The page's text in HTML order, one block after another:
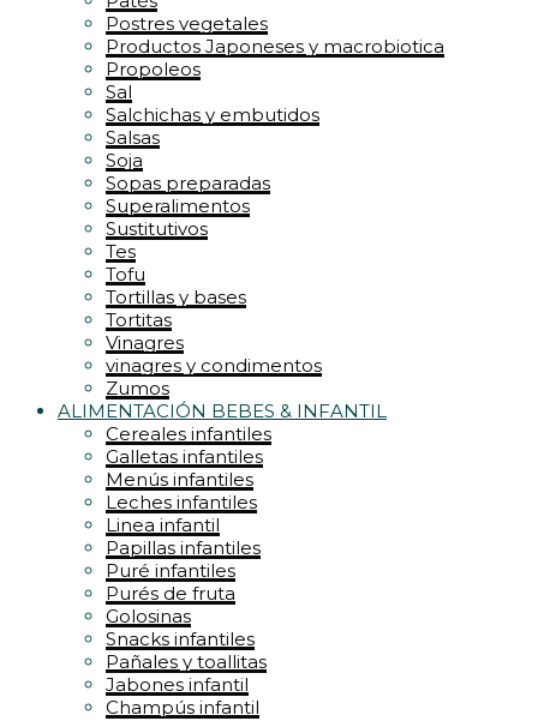
Postres vegetales
Productos Japoneses y macrobiotica
Propoleos
Sal
Salchichas y embutidos
Salsas
Soja
Sopas preparadas
Superalimentos
Sustitutivos
Tes
Tofu
Tortillas y bases
Tortitas
Vinagres
vinagres y condimentos
Zumos
ALIMENTACIÓN BEBES & INFANTIL
Cereales infantiles
Galletas infantiles
Menús infantiles
Leches infantiles
Linea infantil
Papillas infantiles
Puré infantiles
Purés de fruta
Golosinas
Snacks infantiles
Pañales y toallitas
Jabones infantil
Champús infantil